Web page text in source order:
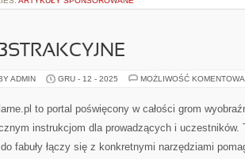
ADMIN GRU - 12 - 2025 MOŻLIWOŚĆ
to portal poświęcony w całości grom
instrukcjom dla prowadzących i uczestników.
do fabuły łączy się z konkretnymi narzędziami